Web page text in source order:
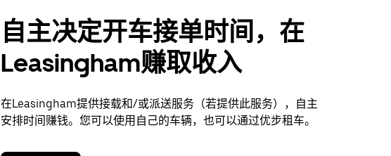
自主决定开车接单时间，在
Leasingham赚取收入
在Leasingham提供接载和/或派送服务（若提供此服务），自主
安排时间赚钱。您可以使用自己的车辆，也可以通过优步租车。